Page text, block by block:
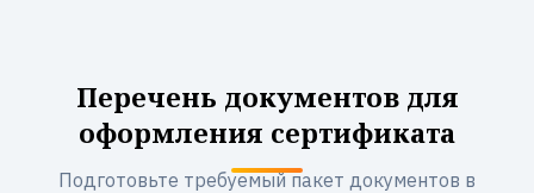
Перечень документов для
оформления сертификата
Подготовьте требуемый пакет документов в